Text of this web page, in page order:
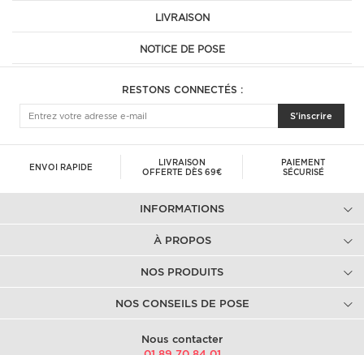
LIVRAISON
NOTICE DE POSE
RESTONS CONNECTÉS :
S'inscrire
ENVOI RAPIDE
LIVRAISON
OFFERTE DÈS 69€
PAIEMENT
SÉCURISÉ
INFORMATIONS
À PROPOS
NOS PRODUITS
NOS CONSEILS DE POSE
Nous contacter